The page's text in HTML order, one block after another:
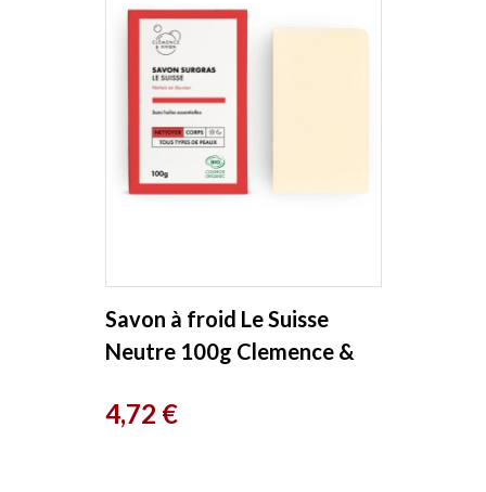
Savon à froid Le Suisse
Neutre 100g Clemence &
Prix
4,72 €